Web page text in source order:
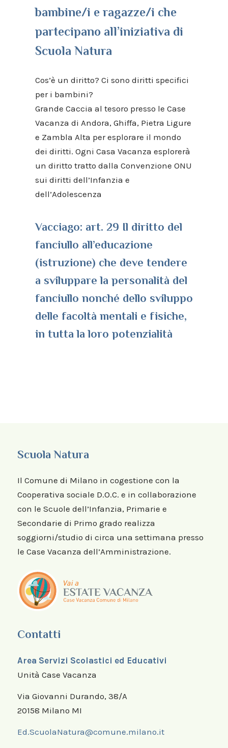
bambine/i e ragazze/i che
partecipano all’iniziativa di
Scuola Natura
Cos’è un diritto? Ci sono diritti specifici
per i bambini?
Grande Caccia al tesoro presso le Case
Vacanza di Andora, Ghiffa, Pietra Ligure
e Zambla Alta per esplorare il mondo
dei diritti. Ogni Casa Vacanza esplorerà
un diritto tratto dalla Convenzione ONU
sui diritti dell’Infanzia e
dell’Adolescenza
Vacciago: art. 29 Il diritto del
fanciullo all’educazione
(istruzione) che deve tendere
a sviluppare la personalità del
fanciullo nonché dello sviluppo
delle facoltà mentali e fisiche,
in tutta la loro potenzialità
Scuola Natura
Il Comune di Milano in cogestione con la
Cooperativa sociale D.O.C. e in collaborazione
con le Scuole dell’Infanzia, Primarie e
Secondarie di Primo grado realizza
soggiorni/studio di circa una settimana presso
le Case Vacanza dell’Amministrazione.
Contatti
Area Servizi Scolastici ed Educativi
Unità Case Vacanza
Via Giovanni Durando, 38/A
20158 Milano MI
Ed.ScuolaNatura@comune.milano.it